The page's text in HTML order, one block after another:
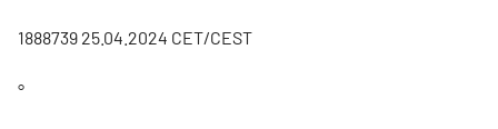
1888739 25.04.2024 CET/CEST
°